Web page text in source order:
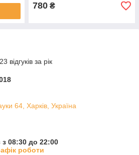
780 ₴
відгуків за рік
64, Харків, Україна
08:30 до 22:00
роботи